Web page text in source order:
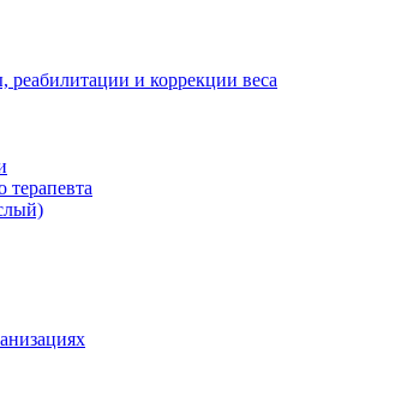
и коррекции веса
терапевта